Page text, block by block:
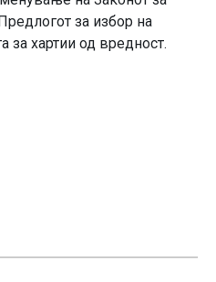
за избор на
за хартии од вредност.